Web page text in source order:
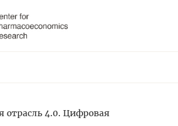
отрасль 4.0. Цифровая